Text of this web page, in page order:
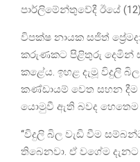
පාර්ලිමේන්තුවේදී ඊයේ
විපක්ෂ නායක සජිත්
කරුණකට පිළිතුරු දෙමින්
කළේය. ඉහළ දැමූ විදුලි
කණ්ඩායම් වෙත සහන
යොමුවී ඇති බවද හෙතෙම
‘‘විදුලි බිල වැඩි වීම
තිබෙනවා. ඒ වගේම